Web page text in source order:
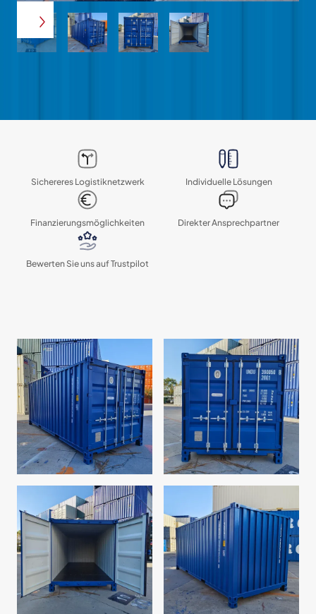
Sichereres Logistik­netzwerk Individuelle Lösungen
Finanzierungs­möglichkeiten Direkter Ansprechpartner
Bewerten Sie uns auf Trustpilot